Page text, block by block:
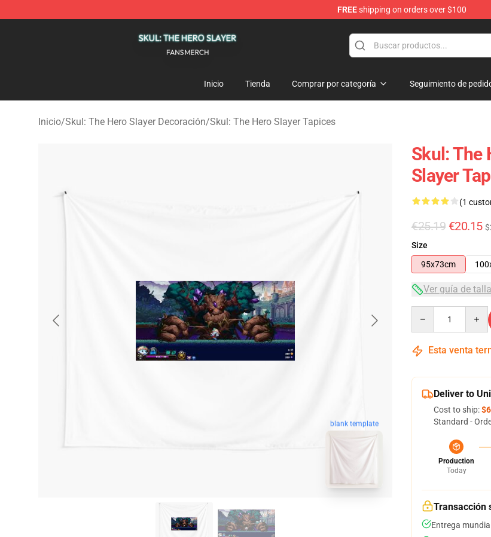
FREEshipping on orders over $100
Inicio Tienda Comprar por categoría Seguimiento de
Inicio/Skul: The Hero Slayer Decoración/Skul: The Hero Slayer Tapices
blank template
Skul: The
Slayer
(1
€25.19 €20.15
Size
95x73cm
Ver guía de
Esta venta
Deliver to
Cost to ship:
Standard -
Production
Today
Transacción
Entrega